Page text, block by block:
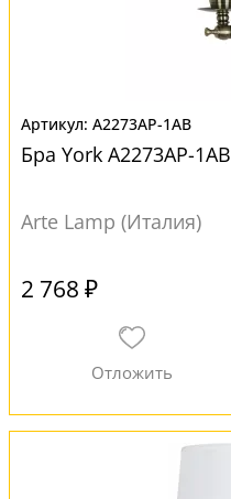
A2273AP-1AB
Бра York A2273AP-1AB
Arte Lamp (Италия)
2 768 ₽